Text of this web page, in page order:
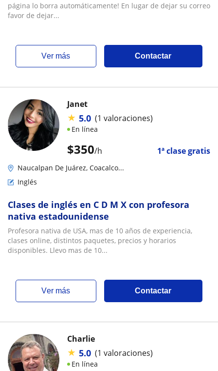
página lo borra automáticamente! En lugar de dejar su correo
favor de dejar...
ver más Contactar
$350/h 1ª clase gratis
Janet
★ 5.0 (1 valoraciones)
En línea
Naucalpan De Juárez, Coacalco...
Inglés
Clases de inglés en C D M X con profesora
nativa estadounidense
Profesora nativa de USA, mas de 10 años de experiencia,
clases online, distintos paquetes, precios y horarios
disponibles. Llevo mas de 10...
ver más Contactar
Charlie
★ 5.0 (1 valoraciones)
En línea